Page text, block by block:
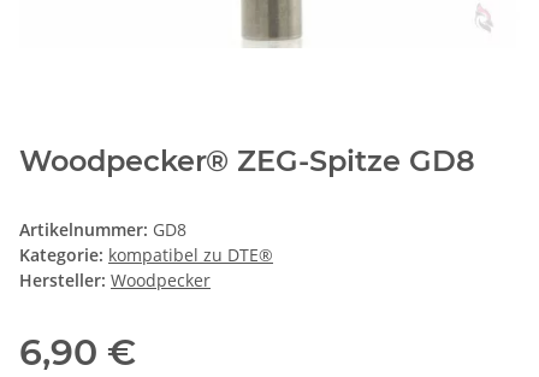
Woodpecker® ZEG-Spitze GD8
Artikelnummer: GD8
Kategorie: kompatibel zu DTE®
Hersteller: Woodpecker
6,90 €